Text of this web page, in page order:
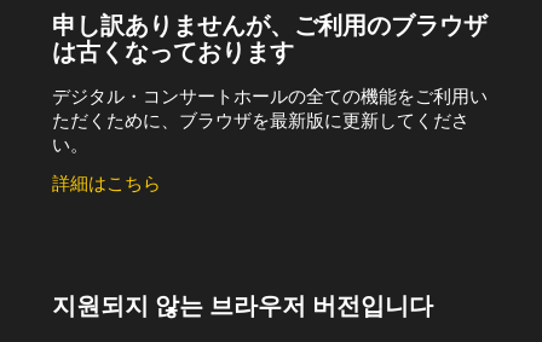
申し訳ありませんが、ご利用のブラウザ
は古くなっております
デジタル・コンサートホールの全ての機能をご利用い
ただくために、ブラウザを最新版に更新してくださ
い。
詳細はこちら
지원되지 않는 브라우저 버전입니다